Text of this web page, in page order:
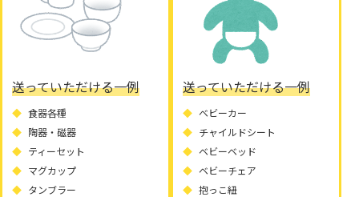
送っていただける一例
食器各種
陶器・磁器
ティーセット
マグカップ
タンブラー
送っていただける一例
ベビーカー
チャイルドシート
ベビーベッド
ベビーチェア
抱っこ紐